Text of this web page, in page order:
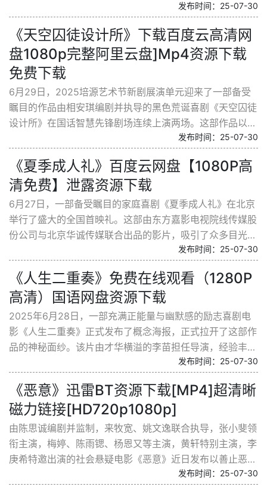
即将行刑之际，王许梅（杨幂饰）为她准备了蛋糕，众...
发布时间：25-07-30
《天空囚徒设计所》下载百度云高清网
盘1080p完整阿里云盘]Mp4资源下载
免费下载
6月29日，2025培源艺术节新剧展演单元迎来了一部备受
瞩目的作品由相安琪编剧并执导的黑色荒诞喜剧《天空囚徒
设计所》在国话智慧先锋剧场连续上演两场。这部作品以苏
联特殊时期监狱设计局为背景，聚焦于一群科学家的群
发布时间：25-07-30
《夏季成人礼》百度云网盘【1080P高
清免费】泄露资源下载
6月27日，一部备受瞩目的家庭喜剧《夏季成人礼》在北京
举行了盛大的全国首映礼。这部由东方嘉影电视院线传媒股
份公司与北京华诚传媒联合出品的影片，吸引了众多目光。
导演杨泷杰以及主演岳旸、张祎曈、徐滨等主创人员齐...
发布时间：25-07-30
《人生二重奏》免费在线观看（1280P
高清）国语网盘资源下载
2025年6月28日，一部充满正能量与幽默感的励志喜剧电
影《人生二重奏》正式发布了概念海报，正式拉开了这部作
品的神秘面纱。该片由才华横溢的李苗担任导演，经验丰富
的贾竺出任制片人。影片将故事背景设定在充满活力与文
发布时间：25-07-30
《恶意》迅雷BT资源下载[MP4]超清晰
磁力链接[HD720p1080p]
由陈思诚编剧并监制，来牧宽、姚文逸联合执导，张小斐领
衔主演，梅婷、陈雨锶、杨恩又等主演，黄轩特别主演，李
庚希特邀出演的社会悬疑电影《恶意》近日发布以善止恶
创作缘起特辑，主创团队首次深度剖析这部打破传统悬...
发布时间：25-07-30